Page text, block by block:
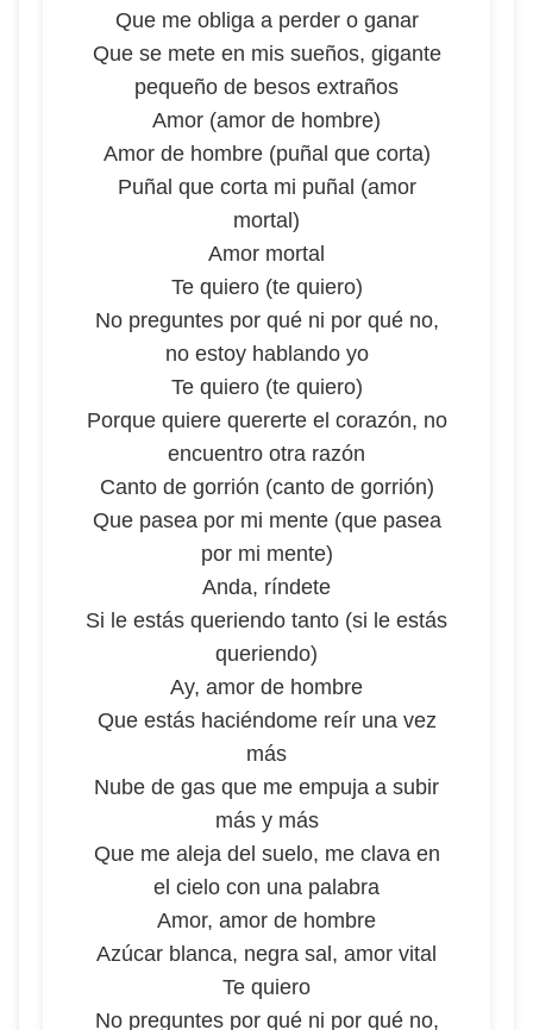
Que me obliga a perder o ganar
Que se mete en mis sueños, gigante
pequeño de besos extraños
Amor (amor de hombre)
Amor de hombre (puñal que corta)
Puñal que corta mi puñal (amor
mortal)
Amor mortal
Te quiero (te quiero)
No preguntes por qué ni por qué no,
no estoy hablando yo
Te quiero (te quiero)
Porque quiere quererte el corazón, no
encuentro otra razón
Canto de gorrión (canto de gorrión)
Que pasea por mi mente (que pasea
por mi mente)
Anda, ríndete
Si le estás queriendo tanto (si le estás
queriendo)
Ay, amor de hombre
Que estás haciéndome reír una vez
más
Nube de gas que me empuja a subir
más y más
Que me aleja del suelo, me clava en
el cielo con una palabra
Amor, amor de hombre
Azúcar blanca, negra sal, amor vital
Te quiero
No preguntes por qué ni por qué no,